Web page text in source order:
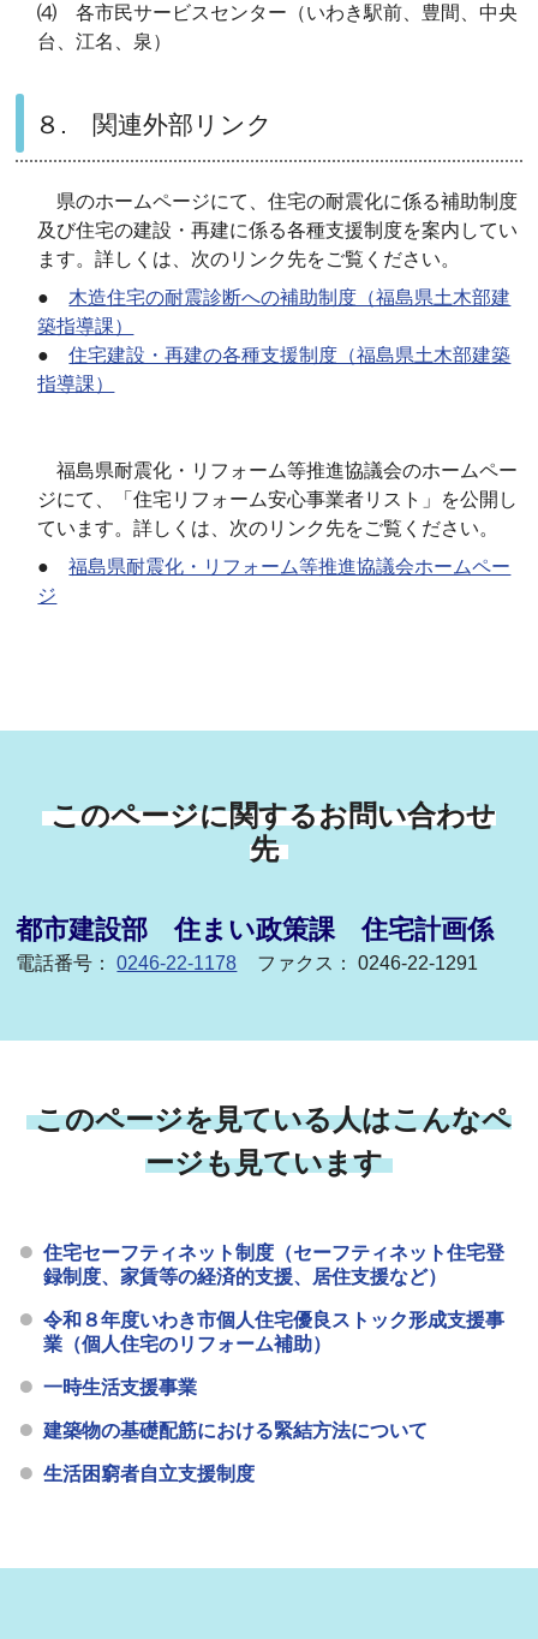
⑷ 各市民サービスセンター（いわき駅前、豊間、中央
台、江名、泉）
８. 関連外部リンク
県のホームページにて、住宅の耐震化に係る補助制度
及び住宅の建設・再建に係る各種支援制度を案内してい
ます。詳しくは、次のリンク先をご覧ください。
● 木造住宅の耐震診断への補助制度（福島県土木部建
築指導課）
●住宅建設・再建の各種支援制度（福島県土木部建築
指導課）
福島県耐震化・リフォーム等推進協議会のホームペー
ジにて、「住宅リフォーム安心事業者リスト」を公開し
ています。詳しくは、次のリンク先をご覧ください。
●福島県耐震化・リフォーム等推進協議会ホームペー
ジ
このページに関するお問い合わせ
先
都市建設部 住まい政策課 住宅計画係
電話番号：0246-22-1178 ファクス： 0246-22-1291
このページを見ている人はこんなペ
ージも見ています
住宅セーフティネット制度（セーフティネット住宅登
録制度、家賃等の経済的支援、居住支援など）
令和８年度いわき市個人住宅優良ストック形成支援事
業（個人住宅のリフォーム補助）
一時生活支援事業
建築物の基礎配筋における緊結方法について
生活困窮者自立支援制度